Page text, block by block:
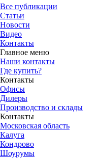
Все публикации
Статьи
Новости
Видео
Контакты
Главное меню
Наши контакты
Где купить?
Контакты
Офисы
Дилеры
Производство и склады
Контакты
Московская область
Калуга
Кондрово
Шоурумы